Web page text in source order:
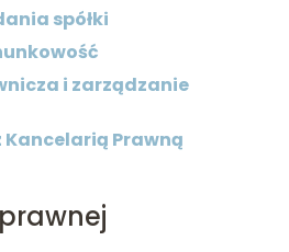
spółki
i zarządzanie
Kancelarią Prawną